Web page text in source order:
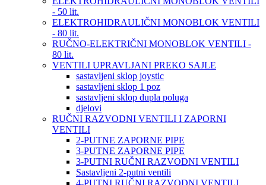
- 50 lit.
ELEKTROHIDRAULIČNI MONOBLOK VENTILI
- 80 lit.
RUČNO-ELEKTRIČNI MONOBLOK VENTILI -
80 lit.
VENTILI UPRAVLJANI PREKO SAJLE
sastavljeni sklop joystic
sastavljeni sklop 1 poz
sastavljeni sklop dupla poluga
djelovi
RUČNI RAZVODNI VENTILI I ZAPORNI
VENTILI
2-PUTNE ZAPORNE PIPE
3-PUTNE ZAPORNE PIPE
3-PUTNI RUČNI RAZVODNI VENTILI
Sastavljeni 2-putni ventili
4-PUTNI RUČNI RAZVODNI VENTILI